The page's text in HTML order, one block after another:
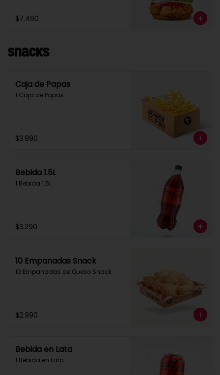
$7.490
Snacks
Caja de Papas
1 Caja de Papas
$3.990
Bebida 1.5L
1 Bebida 1.5L
$3.290
10 Empanadas Snack
10 Empanadas de Queso Snack
$2.990
Bebida en Lata
1 Bebida en Lata